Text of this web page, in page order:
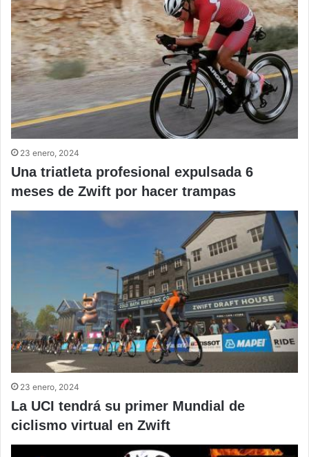
23 enero, 2024
Una triatleta profesional expulsada 6
meses de Zwift por hacer trampas
23 enero, 2024
La UCI tendrá su primer Mundial de
ciclismo virtual en Zwift